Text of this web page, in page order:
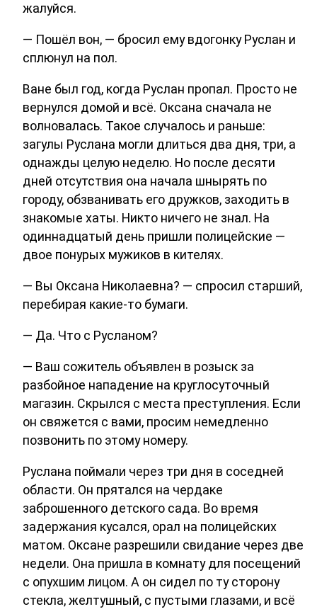
жалуйся.
— Пошёл вон, — бросил ему вдогонку Руслан и
сплюнул на пол.
Ване был год, когда Руслан пропал. Просто не
вернулся домой и всё. Оксана сначала не
волновалась. Такое случалось и раньше:
загулы Руслана могли длиться два дня, три, а
однажды целую неделю. Но после десяти
дней отсутствия она начала шнырять по
городу, обзванивать его дружков, заходить в
знакомые хаты. Никто ничего не знал. На
одиннадцатый день пришли полицейские —
двое понурых мужиков в кителях.
— Вы Оксана Николаевна? — спросил старший,
перебирая какие-то бумаги.
— Да. Что с Русланом?
— Ваш сожитель объявлен в розыск за
разбойное нападение на круглосуточный
магазин. Скрылся с места преступления. Если
он свяжется с вами, просим немедленно
позвонить по этому номеру.
Руслана поймали через три дня в соседней
области. Он прятался на чердаке
заброшенного детского сада. Во время
задержания кусался, орал на полицейских
матом. Оксане разрешили свидание через две
недели. Она пришла в комнату для посещений
с опухшим лицом. А он сидел по ту сторону
стекла, желтушный, с пустыми глазами, и всё